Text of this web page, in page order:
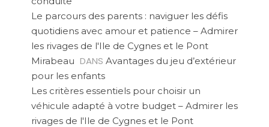
Le parcours des parents : naviguer les défis
quotidiens avec amour et patience – Admirer
les rivages de l'Ile de Cygnes et le Pont
Mirabeau DANS Avantages du jeu d’extérieur
pour les enfants
Les critères essentiels pour choisir un
véhicule adapté à votre budget – Admirer les
rivages de l'Ile de Cygnes et le Pont